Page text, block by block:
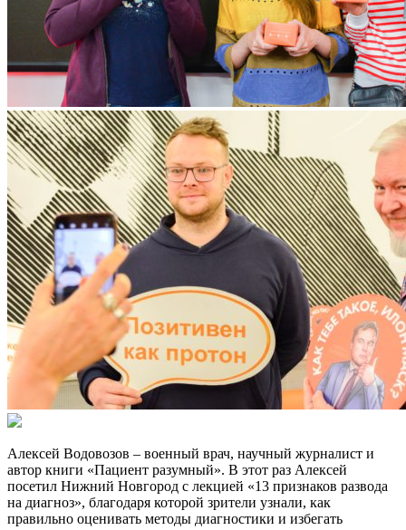
Алексей Водовозов – военный врач, научный журналист и
автор книги «Пациент разумный». В этот раз Алексей
посетил Нижний Новгород с лекцией «13 признаков развода
на диагноз», благодаря которой зрители узнали, как
правильно оценивать методы диагностики и избегать